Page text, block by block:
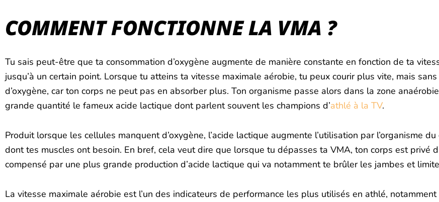
COMMENT FONCTIONNE LA VMA ?
Tu sais peut-être que ta consommation d’oxygène augmente de manière constante en fonction de ta
jusqu’à un certain point. Lorsque tu atteins ta vitesse maximale aérobie, tu peux courir plus vite, mais
d’oxygène, car ton corps ne peut pas en absorber plus. Ton organisme passe alors dans la zone
grande quantité le fameux acide lactique dont parlent souvent les champions d’athlé à la TV.
Produit lorsque les cellules manquent d’oxygène, l’acide lactique augmente l’utilisation par l’organisme
dont tes muscles ont besoin. En bref, cela veut dire que lorsque tu dépasses ta VMA, ton corps est privé
compensé par une plus grande production d’acide lactique qui va notamment te brûler les jambes et
La vitesse maximale aérobie est l’un des indicateurs de performance les plus utilisés en athlé,